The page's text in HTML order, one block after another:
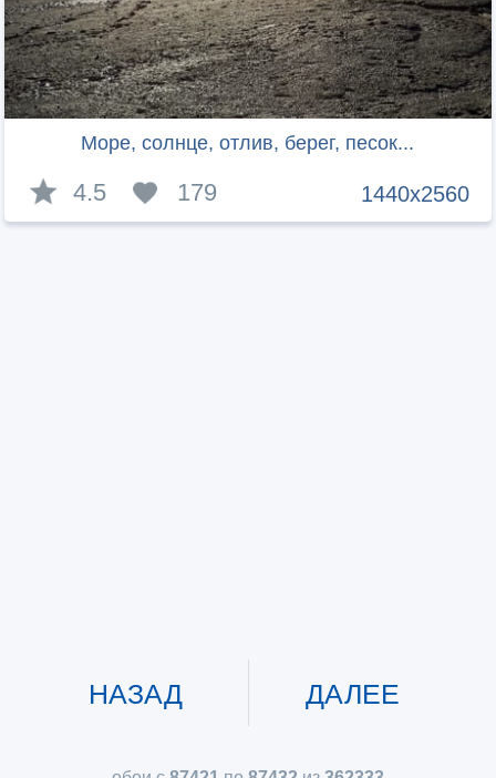
Море, солнце, отлив, берег, песок...
1440x2560
4.5 179
НАЗАД ДАЛЕЕ